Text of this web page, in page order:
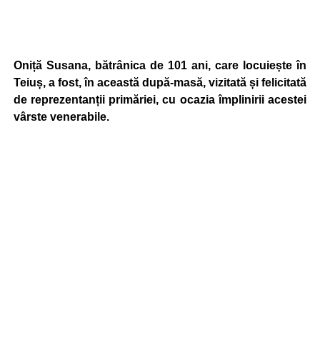
Oniță Susana, bătrânica de 101 ani, care locuiește în
Teiuș, a fost, în această după-masă, vizitată și felicitată
de reprezentanții primăriei, cu ocazia împlinirii acestei
vârste venerabile.